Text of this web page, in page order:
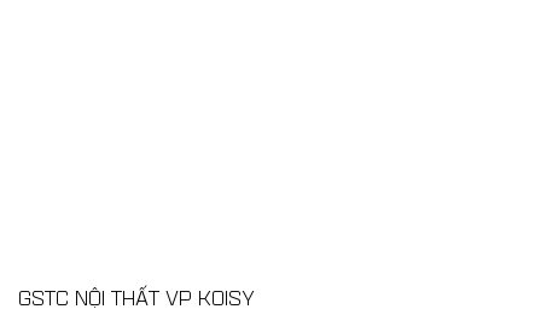
GSTC NỘI THẤT VP KOISY